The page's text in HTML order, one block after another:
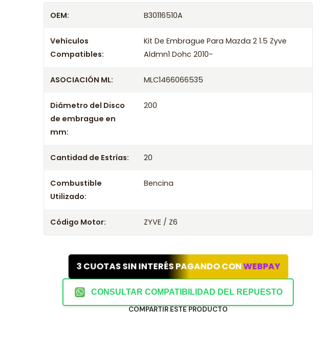
confirmación.
OEM: B30116510A
Vehículos
Compatibles:
Kit De Embrague Para Mazda 2 1.5 Zyve
Aldmn1 Dohc 2010-
ASOCIACIÓN ML: MLC1466066535
Diámetro del Disco
de embrague en
mm:
200
Cantidad de Estrías: 20
Combustible
Utilizado:
Bencina
Código Motor: ZYVE / Z6
3 CUOTAS SIN INTERÉS PAGANDO CONWEBPAY
CONSULTAR COMPATIBILIDAD DEL REPUESTO
COMPARTIR ESTE PRODUCTO